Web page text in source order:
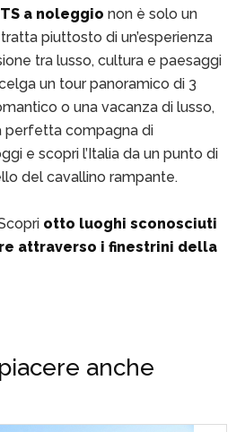
a noleggio non è solo un
piuttosto di un’esperienza
tra lusso, cultura e paesaggi
un tour panoramico di 3
o una vacanza di lusso,
perfetta compagna di
e scopri l’Italia da un punto di
del cavallino rampante.
otto luoghi sconosciuti
attraverso i finestrini della
anche